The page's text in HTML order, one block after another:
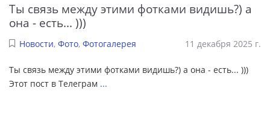
Ты связь между этими фотками видишь?) а
она - есть... )))
Новости, Фото, Фотогалерея 11 декабря 2025 г.
Ты связь между этими фотками видишь?) а она - есть... )))
Этот пост в Телеграм ...